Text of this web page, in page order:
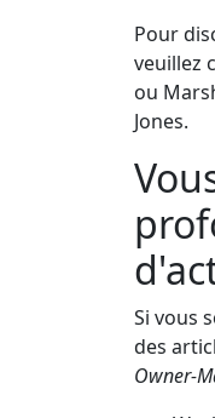
Pour
veuillez
ou
Jones.
Si vous
des
Owner-